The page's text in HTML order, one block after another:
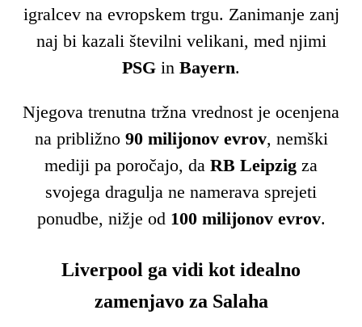
igralcev na evropskem trgu. Zanimanje zanj
naj bi kazali številni velikani, med njimi
PSG in Bayern.
Njegova trenutna tržna vrednost je ocenjena
na približno 90 milijonov evrov, nemški
mediji pa poročajo, da RB Leipzig za
svojega dragulja ne namerava sprejeti
ponudbe, nižje od 100 milijonov evrov.
Liverpool ga vidi kot idealno
zamenjavo za Salaha